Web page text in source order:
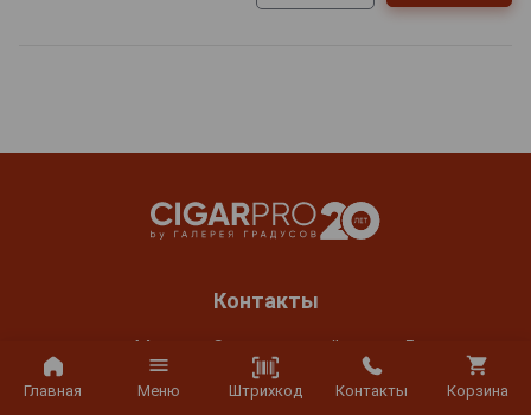
Главная Меню Штрихкод Контакты Корзина
Контакты
г. Москва, Серпуховский вал, д. 5
Ежедневно с 10:00 до 22:00